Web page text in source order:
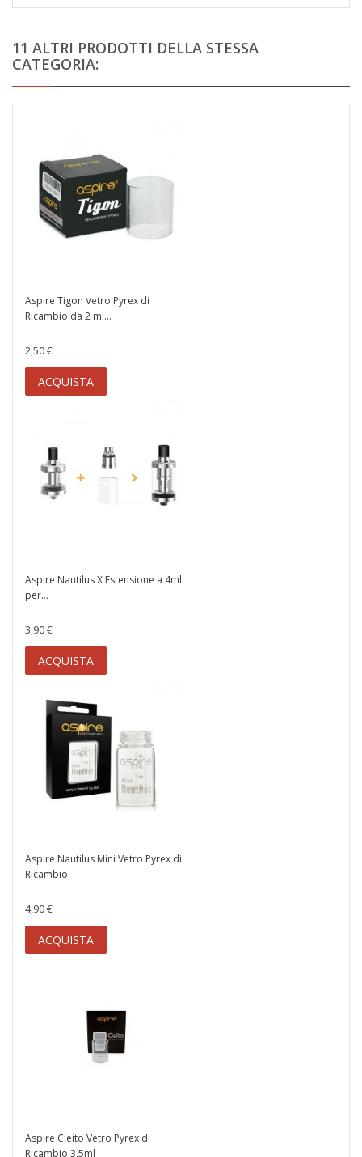
11 ALTRI PRODOTTI DELLA STESSA
CATEGORIA:
Aspire Tigon Vetro Pyrex di
Ricambio da 2 ml...
2,50 €
ACQUISTA
Aspire Nautilus X Estensione a 4ml
per...
3,90 €
ACQUISTA
Aspire Nautilus Mini Vetro Pyrex di
Ricambio
4,90 €
ACQUISTA
Aspire Cleito Vetro Pyrex di
Ricambio 3,5ml